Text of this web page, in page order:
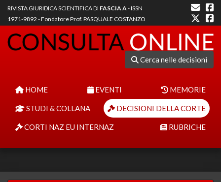
RIVISTA GIURIDICA SCIENTIFICA DI FASCIA A- ISSN
1971-9892 - Fondatore Prof. PASQUALE COSTANZO
Cerca nelle decisioni
HOME EVENTI MEMORIE
STUDI & COLLANA DECISIONI DELLA CORTE
CORTI NAZ EU INTERNAZ RUBRICHE